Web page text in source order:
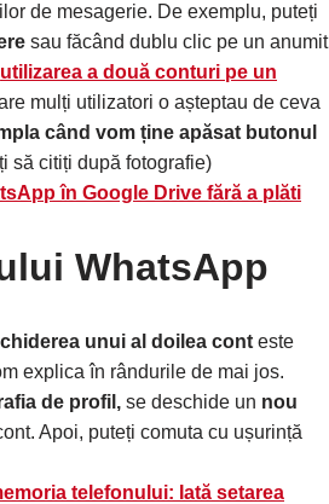
de mesagerie. De exemplu, puteți
sau făcând dublu clic pe un anumit
utilizarea a două conturi pe un
mulți utilizatori o așteptau de ceva
când vom ține apăsat butonul
să citiți după fotografie)
în Google Drive fără a plăti
WhatsApp
unui al doilea cont este
explica în rândurile de mai jos.
de profil, se deschide un nou
Apoi, puteți comuta cu ușurință
telefonului: Iată setarea